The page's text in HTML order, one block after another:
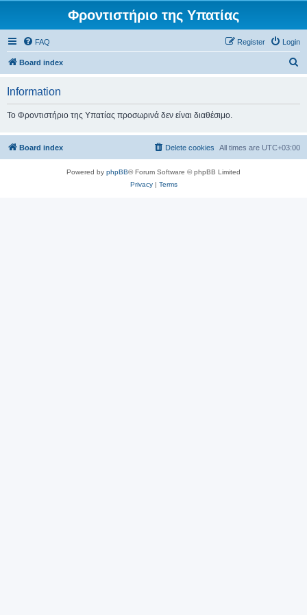
Φροντιστήριο της Υπατίας
FAQ Login
Register
Board index
h
Information
Το Φροντιστήριο της Υπατίας προσωρινά δεν είναι διαθέσιμο.
Board index All times are UTC+03:00
Delete cookies
Powered by phpBB® Forum Software © phpBB Limited
Privacy| Terms